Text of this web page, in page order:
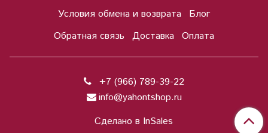
Условия обмена и возврата
Блог
Обратная связь
Доставка Оплата
+7 (966) 789-39-22
info@yahontshop.ru
Сделано в InSales